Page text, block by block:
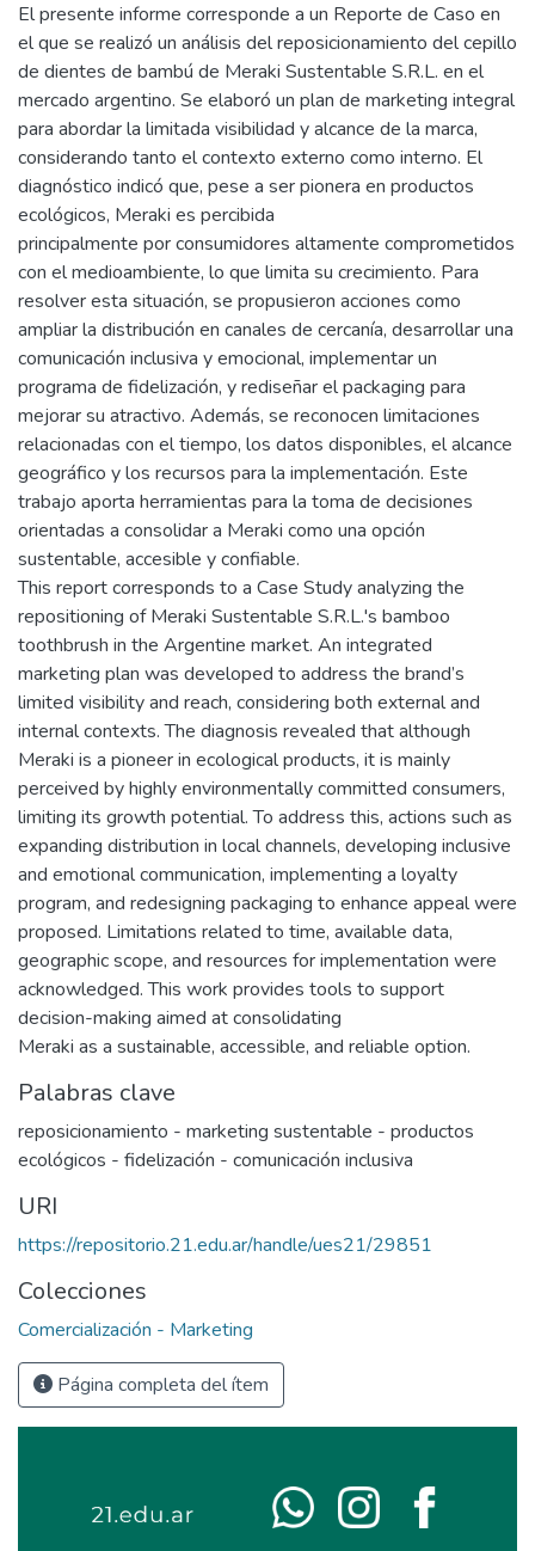
El presente informe corresponde a un Reporte de Caso en
el que se realizó un análisis del reposicionamiento del cepillo
de dientes de bambú de Meraki Sustentable S.R.L. en el
mercado argentino. Se elaboró un plan de marketing integral
para abordar la limitada visibilidad y alcance de la marca,
considerando tanto el contexto externo como interno. El
diagnóstico indicó que, pese a ser pionera en productos
ecológicos, Meraki es percibida
principalmente por consumidores altamente comprometidos
con el medioambiente, lo que limita su crecimiento. Para
resolver esta situación, se propusieron acciones como
ampliar la distribución en canales de cercanía, desarrollar una
comunicación inclusiva y emocional, implementar un
programa de fidelización, y rediseñar el packaging para
mejorar su atractivo. Además, se reconocen limitaciones
relacionadas con el tiempo, los datos disponibles, el alcance
geográfico y los recursos para la implementación. Este
trabajo aporta herramientas para la toma de decisiones
orientadas a consolidar a Meraki como una opción
sustentable, accesible y confiable.
This report corresponds to a Case Study analyzing the
repositioning of Meraki Sustentable S.R.L.'s bamboo
toothbrush in the Argentine market. An integrated
marketing plan was developed to address the brand’s
limited visibility and reach, considering both external and
internal contexts. The diagnosis revealed that although
Meraki is a pioneer in ecological products, it is mainly
perceived by highly environmentally committed consumers,
limiting its growth potential. To address this, actions such as
expanding distribution in local channels, developing inclusive
and emotional communication, implementing a loyalty
program, and redesigning packaging to enhance appeal were
proposed. Limitations related to time, available data,
geographic scope, and resources for implementation were
acknowledged. This work provides tools to support
decision-making aimed at consolidating
Meraki as a sustainable, accessible, and reliable option.
Palabras clave
reposicionamiento - marketing sustentable - productos
ecológicos - fidelización - comunicación inclusiva
URI
https://repositorio.21.edu.ar/handle/ues21/29851
Colecciones
Comercialización - Marketing
Página completa del ítem